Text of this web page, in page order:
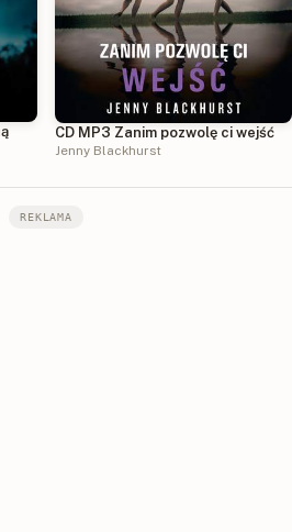
CD MP3 Zanim pozwolę ci wejść
Jenny Blackhurst
REKLAMA